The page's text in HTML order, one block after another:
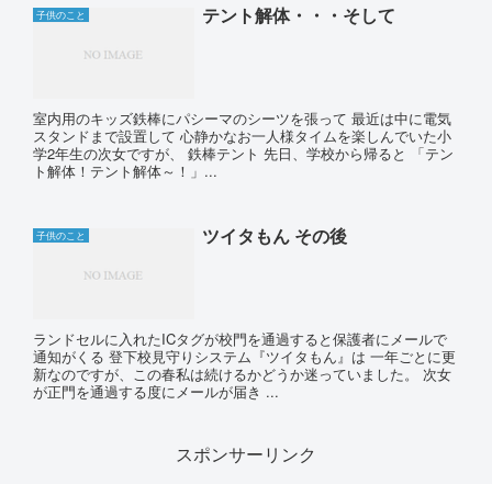
子供のこと テント解体・・・そして
室内用のキッズ鉄棒にパシーマのシーツを張って 最近は中に電気
スタンドまで設置して 心静かなお一人様タイムを楽しんでいた小
学2年生の次女ですが、 鉄棒テント 先日、学校から帰ると 「テン
ト解体！テント解体～！」...
子供のこと ツイタもん その後
ランドセルに入れたICタグが校門を通過すると保護者にメールで
通知がくる 登下校見守りシステム『ツイタもん』は 一年ごとに更
新なのですが、この春私は続けるかどうか迷っていました。 次女
が正門を通過する度にメールが届き ...
スポンサーリンク